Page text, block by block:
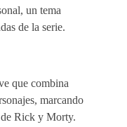
un tema
de la serie.
que combina
marcando
Rick y Morty.